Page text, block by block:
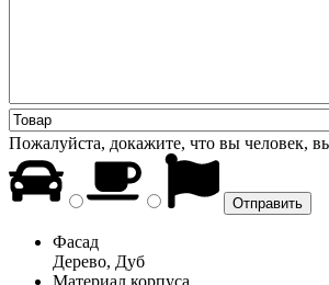
Пожалуйста, докажите, что вы человек,
Фасад
Дерево, Дуб
Материал корпуса